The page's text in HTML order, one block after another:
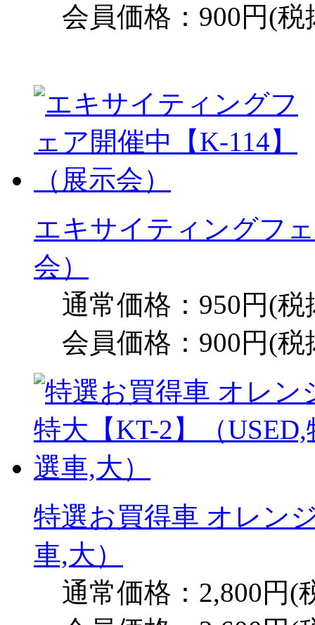
会員価格：900円(税
エキサイティングフ
会）
通常価格：950円(税
会員価格：900円(税
特選お買得車 オレン
車,大）
通常価格：2,800円(